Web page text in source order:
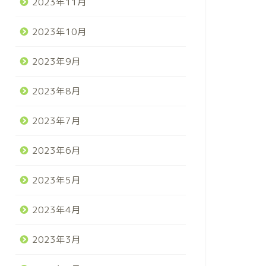
2023年10月
2023年9月
2023年8月
2023年7月
2023年6月
2023年5月
2023年4月
2023年3月